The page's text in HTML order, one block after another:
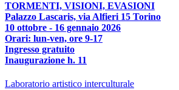
TORMENTI, VISIONI, EVASIONI
Palazzo Lascaris, via Alfieri 15 Torino
10 ottobre - 16 gennaio 2026
Orari: lun-ven, ore 9-17
Ingresso gratuito
Inaugurazione h. 11
Laboratorio artistico interculturale